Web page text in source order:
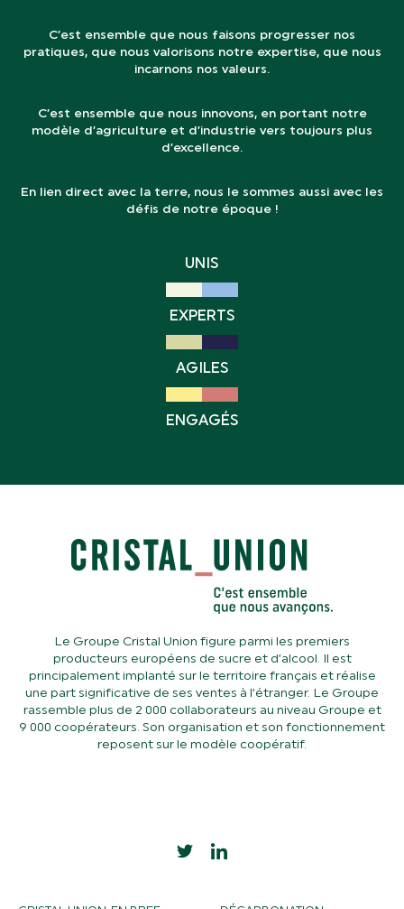
C’est ensemble que nous faisons progresser nos
pratiques, que nous valorisons notre expertise, que nous
incarnons nos valeurs.
C’est ensemble que nous innovons, en portant notre
modèle d’agriculture et d’industrie vers toujours plus
d’excellence.
En lien direct avec la terre, nous le sommes aussi avec les
défis de notre époque !
UNIS
EXPERTS
AGILES
ENGAGÉS
Le Groupe Cristal Union figure parmi les premiers
producteurs européens de sucre et d’alcool. Il est
principalement implanté sur le territoire français et réalise
une part significative de ses ventes à l’étranger. Le Groupe
rassemble plus de 2 000 collaborateurs au niveau Groupe et
9 000 coopérateurs. Son organisation et son fonctionnement
reposent sur le modèle coopératif.